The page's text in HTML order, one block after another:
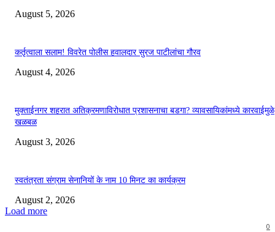
August 5, 2026
कर्तृत्वाला सलाम! विवरेत पोलीस हवालदार सुरज पाटीलांचा गौरव
August 4, 2026
मुक्ताईनगर शहरात अतिक्रमणाविरोधात प्रशासनाचा बडगा? व्यावसायिकांमध्ये कारवाईमुळे
खळबळ
August 3, 2026
स्वतंत्रता संग्राम सेनानियों के नाम 10 मिनट का कार्यक्रम
August 2, 2026
Load more
0